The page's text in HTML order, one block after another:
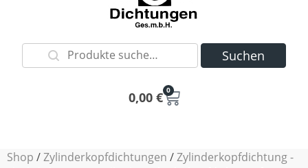
Suchen
0,00 € 0
Shop /Zylinderkopfdichtungen /Zylinderkopfdichtung -